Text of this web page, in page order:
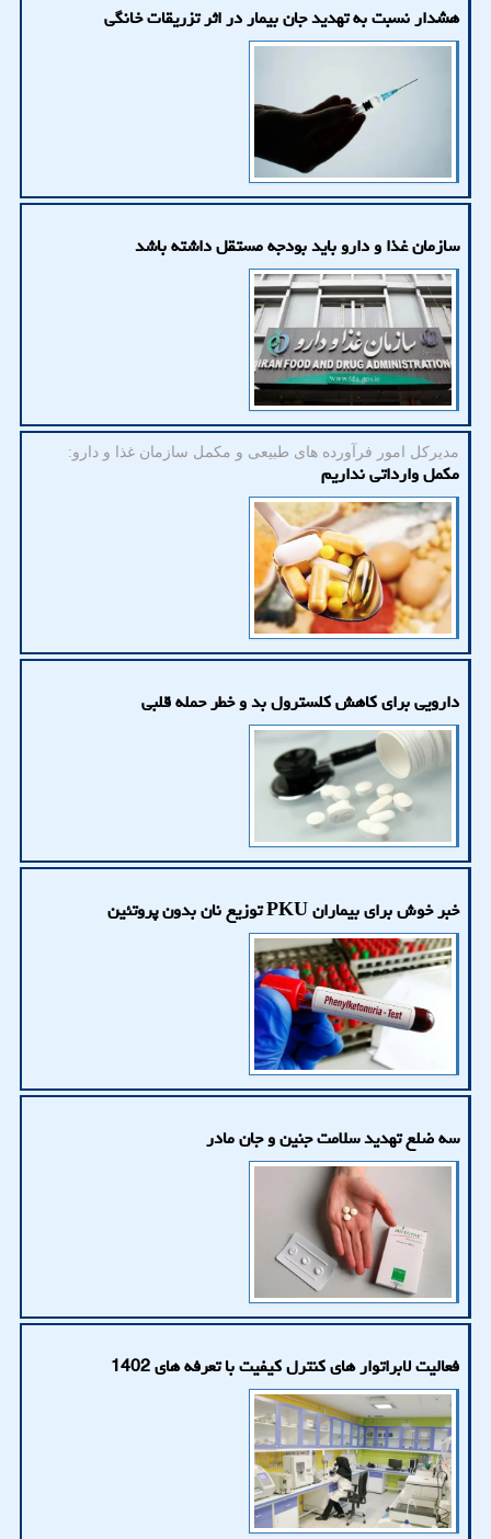
هشدار نسبت به تهدید جان بیمار در اثر تزریقات خانگی
سازمان غذا و دارو باید بودجه مستقل داشته باشد
مدیركل امور فرآورده های طبیعی و مكمل سازمان غذا و دارو:
مکمل وارداتی نداریم
دارویی برای کاهش کلسترول بد و خطر حمله قلبی
خبر خوش برای بیماران PKU توزیع نان بدون پروتئین
سه ضلع تهدید سلامت جنین و جان مادر
فعالیت لابراتوار های کنترل کیفیت با تعرفه های 1402